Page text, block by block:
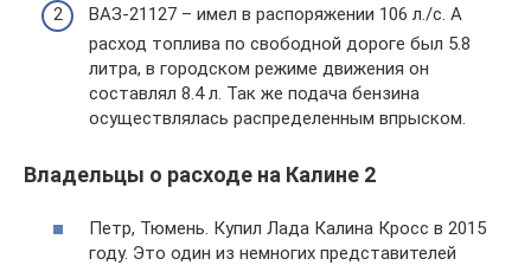
ВАЗ-21127 – имел в распоряжении 106 л./с. А
расход топлива по свободной дороге был 5.8
литра, в городском режиме движения он
составлял 8.4 л. Так же подача бензина
осуществлялась распределенным впрыском.
Владельцы о расходе на Калине 2
Петр, Тюмень. Купил Лада Калина Кросс в 2015
году. Это один из немногих представителей